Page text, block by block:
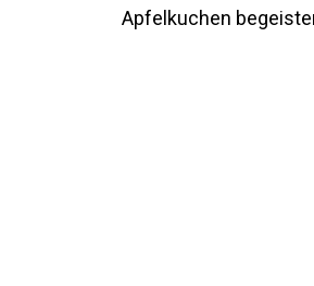
Apfelkuchen